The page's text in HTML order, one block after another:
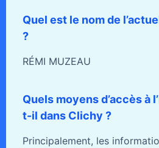
Quel est le nom de
?
RÉMI MUZEAU
Quels moyens d’accès à
t-il dans Clichy ?
Principalement, les